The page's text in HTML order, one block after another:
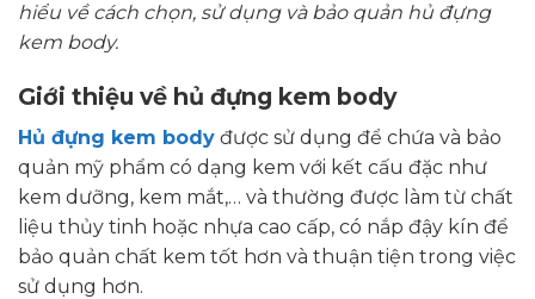
hiểu về cách chọn, sử dụng và bảo quản hủ đựng
kem body.
Giới thiệu về hủ đựng kem body
Hủ đựng kem body được sử dụng để chứa và bảo
quản mỹ phẩm có dạng kem với kết cấu đặc như
kem dưỡng, kem mắt,… và thường được làm từ chất
liệu thủy tinh hoặc nhựa cao cấp, có nắp đậy kín để
bảo quản chất kem tốt hơn và thuận tiện trong việc
sử dụng hơn.